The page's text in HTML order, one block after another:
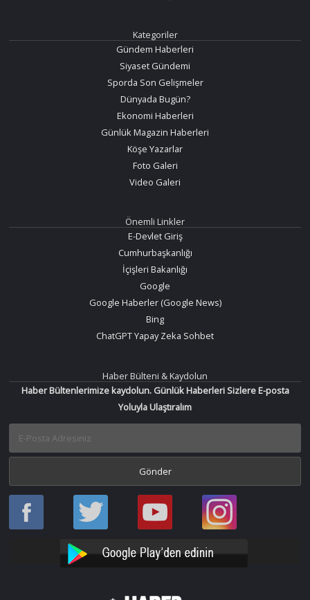
Kategoriler
Gündem Haberleri
Siyaset Gündemi
Sporda Son Gelişmeler
Dünyada Bugün?
Ekonomi Haberleri
Günlük Magazin Haberleri
Köşe Yazarlar
Foto Galeri
Video Galeri
Önemli Linkler
E-Devlet Giriş
Cumhurbaşkanlığı
İçişleri Bakanlığı
Google
Google Haberler (Google News)
Bing
ChatGPT Yapay Zeka Sohbet
Haber Bülteni & Kaydolun
Haber Bültenlerimize kaydolun. Günlük Haberleri Sizlere E-posta
Yoluyla Ulaştıralım
Haber
Oku
Haber
Oku
Bir
Haber
YouTube
Bir
Haber
Instagram